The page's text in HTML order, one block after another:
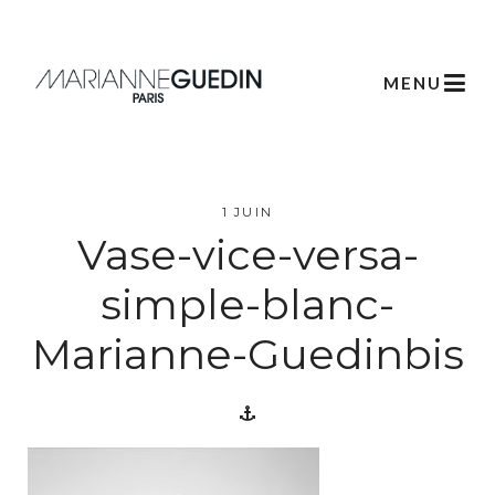
MENU
L’atelier
Créations
Scénographie
Végétale
1 JUIN
Vase-vice-versa-
simple-blanc-
Marianne-Guedinbis